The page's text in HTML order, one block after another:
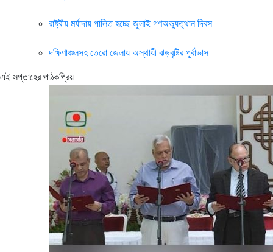
রাষ্ট্রীয় মর্যাদায় পালিত হচ্ছে জুলাই গণঅভ্যুত্থান দিবস
দক্ষিণাঞ্চলসহ তেরো জেলায় অস্থায়ী ঝড়বৃষ্টির পূর্বাভাস
এই সপ্তাহের পাঠকপ্রিয়